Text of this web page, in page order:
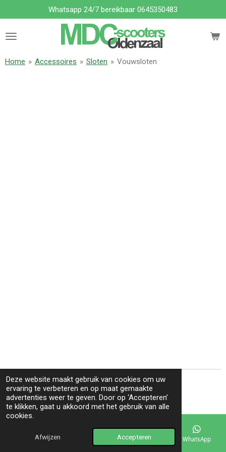
Deze website maakt gebruik van cookies om uw
ervaring te verbeteren en op maat gemaakte
advertenties weer te geven. Door op ‘Accepteren’
te klikken, gaat u akkoord met het gebruik van alle
cookies.
Afwijzen Accepteren
direct
naar
Whatsapp 24/7 bereikbaar 0645350483
Home » Accessoires » Sloten » Vouwsloten
© 2025 - 2026 MDC-Scooters
Powered byJouwWeb
E-mailadres Telefoonnummer Kaart WhatsApp